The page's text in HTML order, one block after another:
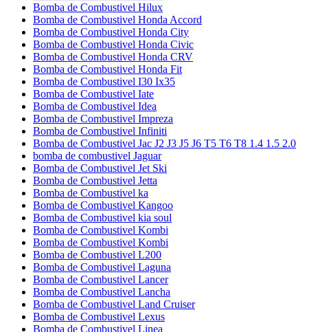
Bomba de Combustivel Hilux
Bomba de Combustivel Honda Accord
Bomba de Combustivel Honda City
Bomba de Combustivel Honda Civic
Bomba de Combustivel Honda CRV
Bomba de Combustivel Honda Fit
Bomba de Combustivel I30 Ix35
Bomba de Combustivel Iate
Bomba de Combustivel Idea
Bomba de Combustivel Impreza
Bomba de Combustivel Infiniti
Bomba de Combustivel Jac J2 J3 J5 J6 T5 T6 T8 1.4 1.5 2.0
bomba de combustivel Jaguar
Bomba de Combustivel Jet Ski
Bomba de Combustivel Jetta
Bomba de Combustivel ka
Bomba de Combustivel Kangoo
Bomba de Combustivel kia soul
Bomba de Combustivel Kombi
Bomba de Combustivel Kombi
Bomba de Combustivel L200
Bomba de Combustivel Laguna
Bomba de Combustivel Lancer
Bomba de Combustivel Lancha
Bomba de Combustivel Land Cruiser
Bomba de Combustivel Lexus
Bomba de Combustivel Linea